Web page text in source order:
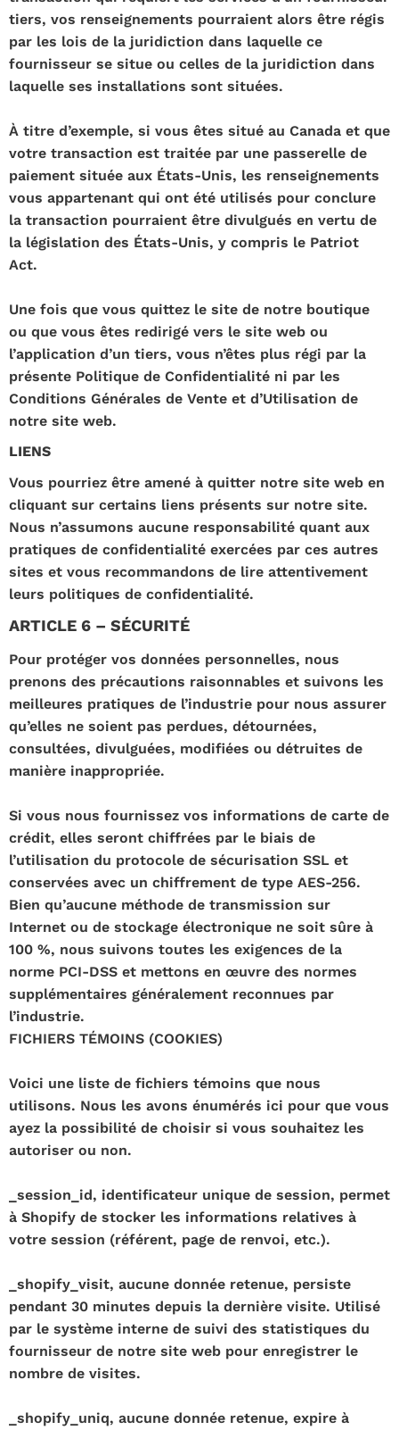
tiers, vos renseignements pourraient alors être régis
par les lois de la juridiction dans laquelle ce
fournisseur se situe ou celles de la juridiction dans
laquelle ses installations sont situées.
À titre d’exemple, si vous êtes situé au Canada et que
votre transaction est traitée par une passerelle de
paiement située aux États-Unis, les renseignements
vous appartenant qui ont été utilisés pour conclure
la transaction pourraient être divulgués en vertu de
la législation des États-Unis, y compris le Patriot
Act.
Une fois que vous quittez le site de notre boutique
ou que vous êtes redirigé vers le site web ou
l’application d’un tiers, vous n’êtes plus régi par la
présente Politique de Confidentialité ni par les
Conditions Générales de Vente et d’Utilisation de
notre site web.
LIENS
Vous pourriez être amené à quitter notre site web en
cliquant sur certains liens présents sur notre site.
Nous n’assumons aucune responsabilité quant aux
pratiques de confidentialité exercées par ces autres
sites et vous recommandons de lire attentivement
leurs politiques de confidentialité.
ARTICLE 6 – SÉCURITÉ
Pour protéger vos données personnelles, nous
prenons des précautions raisonnables et suivons les
meilleures pratiques de l’industrie pour nous assurer
qu’elles ne soient pas perdues, détournées,
consultées, divulguées, modifiées ou détruites de
manière inappropriée.
Si vous nous fournissez vos informations de carte de
crédit, elles seront chiffrées par le biais de
l’utilisation du protocole de sécurisation SSL et
conservées avec un chiffrement de type AES-256.
Bien qu’aucune méthode de transmission sur
Internet ou de stockage électronique ne soit sûre à
100 %, nous suivons toutes les exigences de la
norme PCI-DSS et mettons en œuvre des normes
supplémentaires généralement reconnues par
l’industrie.
FICHIERS TÉMOINS (COOKIES)
Voici une liste de fichiers témoins que nous
utilisons. Nous les avons énumérés ici pour que vous
ayez la possibilité de choisir si vous souhaitez les
autoriser ou non.
_session_id, identificateur unique de session, permet
à Shopify de stocker les informations relatives à
votre session (référent, page de renvoi, etc.).
_shopify_visit, aucune donnée retenue, persiste
pendant 30 minutes depuis la dernière visite. Utilisé
par le système interne de suivi des statistiques du
fournisseur de notre site web pour enregistrer le
nombre de visites.
_shopify_uniq, aucune donnée retenue, expire à